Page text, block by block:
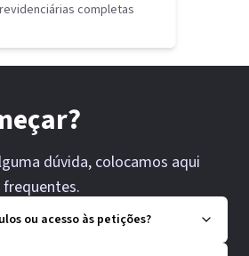
completas
dúvida, colocamos aqui
ou acesso às petições?